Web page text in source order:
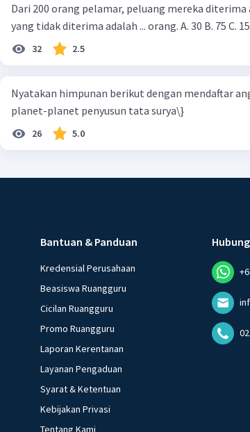
Dari 200 orang pelamar, peluang mereka diterima
yang tidak diterima adalah ... orang. A. 30 B. 75 C.
32 2.5
Nyatakan himpunan berikut dengan mendaftar
planet-planet penyusun tata surya\}
26 5.0
Bantuan & Panduan
Kredensial Perusahaan
Beasiswa Ruangguru
Cicilan Ruangguru
Promo Ruangguru
Laporan Kerentanan
Layanan Pengaduan
Syarat & Ketentuan
Kebijakan Privasi
Tentang Kami